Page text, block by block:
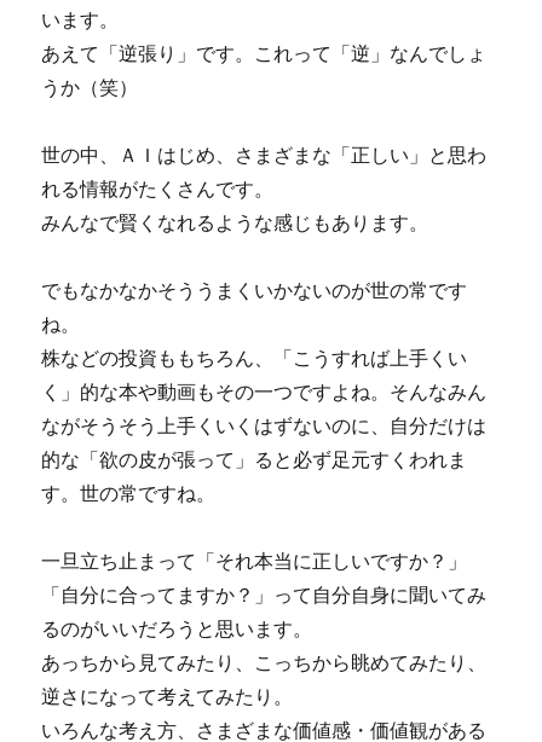
います。
あえて「逆張り」です。これって「逆」なんでしょ
うか（笑）
世の中、ＡＩはじめ、さまざまな「正しい」と思わ
れる情報がたくさんです。
みんなで賢くなれるような感じもあります。
でもなかなかそううまくいかないのが世の常です
ね。
株などの投資ももちろん、「こうすれば上手くい
く」的な本や動画もその一つですよね。そんなみん
ながそうそう上手くいくはずないのに、自分だけは
的な「欲の皮が張って」ると必ず足元すくわれま
す。世の常ですね。
一旦立ち止まって「それ本当に正しいですか？」
「自分に合ってますか？」って自分自身に聞いてみ
るのがいいだろうと思います。
あっちから見てみたり、こっちから眺めてみたり、
逆さになって考えてみたり。
いろんな考え方、さまざまな価値感・価値観がある